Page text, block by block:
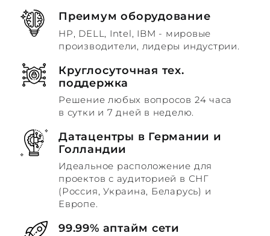
Преимум оборудование
HP, DELL, Intel, IBM - мировые
производители, лидеры индустрии.
Круглосуточная тех.
поддержка
Решение любых вопросов 24 часа
в сутки и 7 дней в неделю.
Датацентры в Германии и
Голландии
Идеальное расположение для
проектов с аудиторией в СНГ
(Россия, Украина, Беларусь) и
Европе.
99.99% аптайм сети